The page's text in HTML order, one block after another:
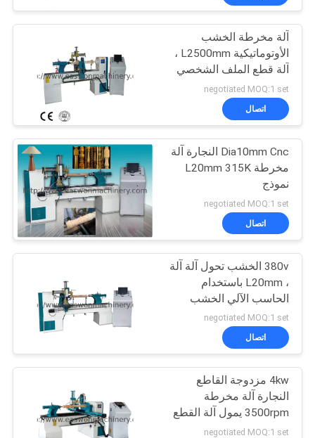
جولة
في
المعمل
مراقبة
الجودة
اتصل
أخبار
اطلب
اقتباس
خريطة
الموقع
آلة سماكة النجارة
29
آلة النجارة حافة
النطاقات
20
آلة طحن النجارة
29
آلة مخرطة الخشب
الأوتوماتيكية L2500mm ،
آلة قطع الملف الشخصي
باستخدام الحاسب الآلي
Dia400mm
negotiated MOQ:1 set
اتصال
Dia10mm Cnc النجارة آلة
مخرطة L20mm 315K
نموذج
negotiated MOQ:1 set
اتصال
380v الخشب تحول آلة آلة
، L20mm باستخدام
الحاسب الآلي الخشب
مخرطة آلة
negotiated MOQ:1 set
اتصال
4kw مزدوجة القاطع
النجارة آلة مخرطة
3500rpm يمول آلة القطع
باستخدام الحاسب الآلي
negotiated MOQ:1 set